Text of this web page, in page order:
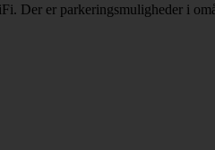
Der er parkeringsmuligheder i